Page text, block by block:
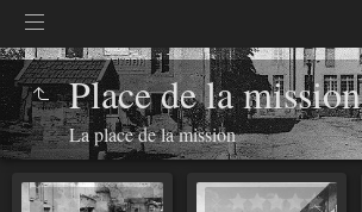
Place de la mission
La place de la mission